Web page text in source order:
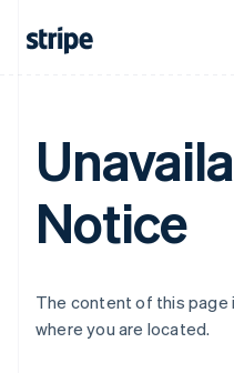
Notice
The content of this page
where you are located.
Ierland
English
Italiano
Japan
日本語English
Kroatië
English Italiano
Liechtenstein
Litouwen